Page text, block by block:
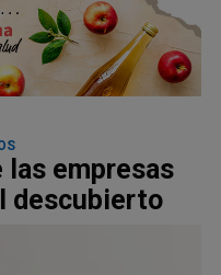
las empresas
descubierto